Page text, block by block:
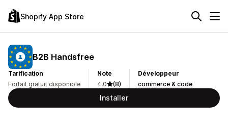
Shopify App Store
B2B Handsfree
Tarification
Forfait gratuit disponible
Note
4,0
(8)
Développeur
commerce & code
Installer